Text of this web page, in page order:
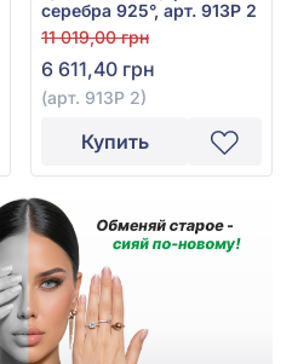
серебра 925°, арт. 913Р 2
11 019,00 грн
6 611,40 грн
(арт. 913Р 2)
Купить